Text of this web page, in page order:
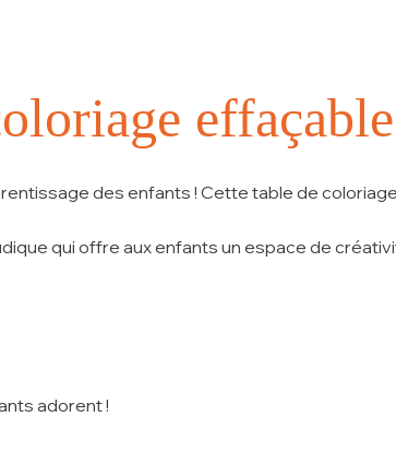
des enfants ! Cette table de coloriage
qui offre aux enfants un espace de
adorent !